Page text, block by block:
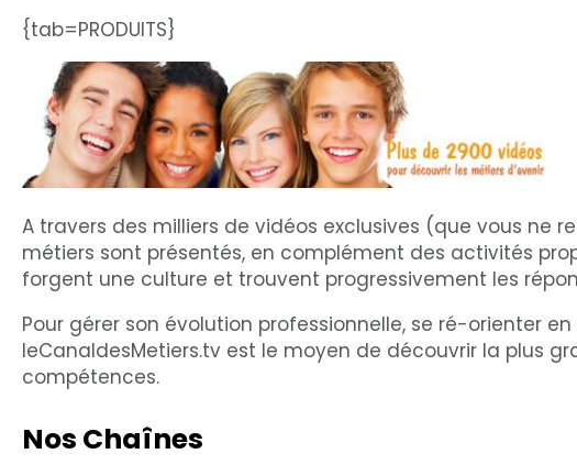
{tab=PRODUITS}
A travers des milliers de vidéos exclusives (que vous ne
métiers sont présentés, en complément des activités
forgent une culture et trouvent progressivement les
Pour gérer son évolution professionnelle, se ré-orienter
leCanaldesMetiers.tv est le moyen de découvrir la plus
compétences.
Nos Chaînes